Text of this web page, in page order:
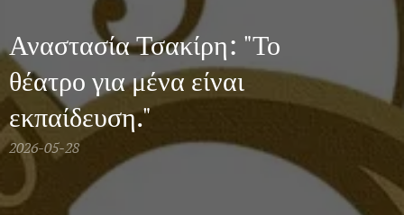
Αναστασία Τσακίρη: "Το
θέατρο για μένα είναι
εκπαίδευση."
2026-05-28